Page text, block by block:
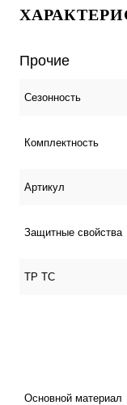
Прочие
Сезонность
Комплектность
Артикул
Защитные свойства
ТР ТС
Основной материал